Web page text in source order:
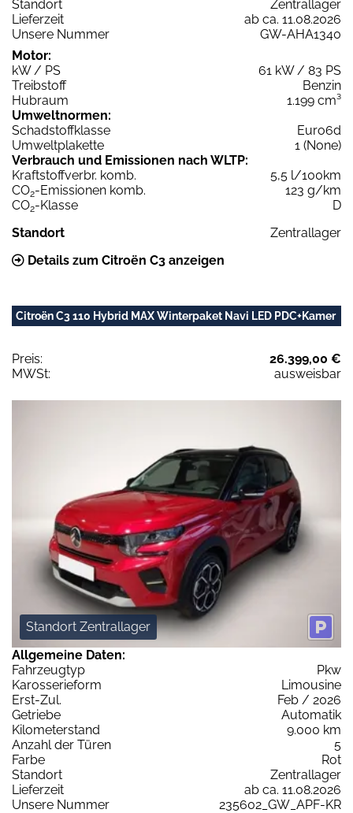
Standort
Zentrallager
Lieferzeit
ab ca. 11.08.2026
Unsere Nummer
GW-AHA1340
Motor:
kW / PS
61 kW / 83 PS
Treibstoff
Benzin
Hubraum
1.199 cm³
Umweltnormen:
Schadstoffklasse
Euro6d
Umweltplakette
1 (None)
Verbrauch und Emissionen nach WLTP:
Kraftstoffverbr. komb.
5,5 l/100km
CO2-Emissionen komb.
123 g/km
CO2-Klasse
D
Standort
Zentrallager
Details zum Citroën C3 anzeigen
Citroën C3 110 Hybrid MAX Winterpaket Navi LED PDC+Kamer
Preis:
26.399,00 €
MWSt:
ausweisbar
Standort Zentrallager
Allgemeine Daten:
Fahrzeugtyp
Pkw
Karosserieform
Limousine
Erst-Zul.
Feb / 2026
Getriebe
Automatik
Kilometerstand
9.000 km
Anzahl der Türen
5
Farbe
Rot
Standort
Zentrallager
Lieferzeit
ab ca. 11.08.2026
Unsere Nummer
235602_GW_APF-KR